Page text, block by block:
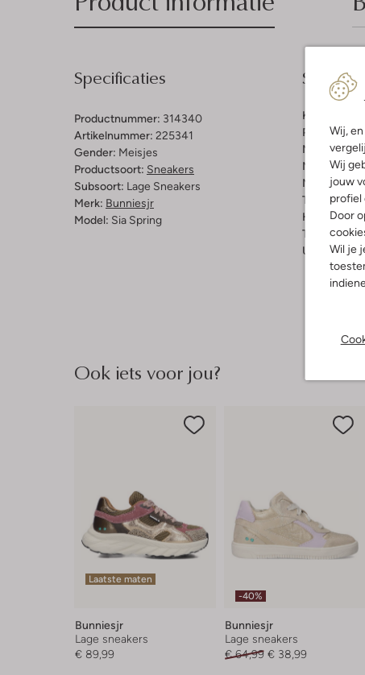
Wij,
Wij
jouw
profiel
Door
Wil je
Specificaties
Productnummer: 314340
Artikelnummer: 225341
Gender: Meisjes
Productsoort: Sneakers
Subsoort: Lage Sneakers
Merk: Bunniesjr
Model: Sia Spring
Kleur:
Print:
Glitter
Materiaal
Materiaal
Materiaal
Type
Hakvorm:
Type neus:
Ook iets voor jou?
Laatste maten
Bunniesjr
Lage sneakers
€ 89,99
-40%
Bunniesjr
Lage sneakers
€ 64,99 € 38,99